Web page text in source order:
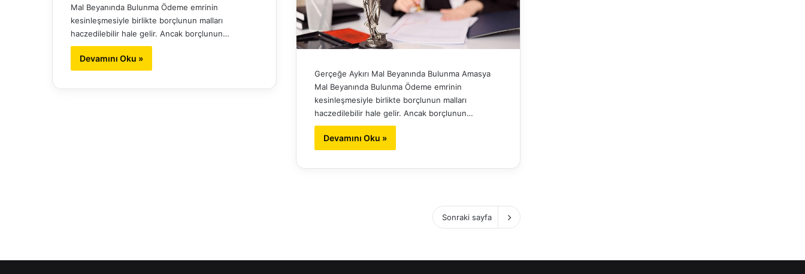
Mal Beyanında Bulunma Ödeme emrinin
kesinleşmesiyle birlikte borçlunun malları
haczedilebilir hale gelir. Ancak borçlunun…
Devamını Oku »
Gerçeğe Aykırı Mal Beyanında Bulunma Amasya
Mal Beyanında Bulunma Ödeme emrinin
kesinleşmesiyle birlikte borçlunun malları
haczedilebilir hale gelir. Ancak borçlunun…
Devamını Oku »
Sonraki sayfa